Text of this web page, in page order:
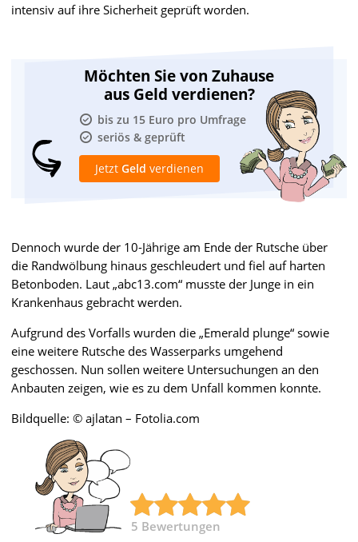
intensiv auf ihre Sicherheit geprüft worden.
Möchten Sie von Zuhause
aus Geld verdienen?
bis zu 15 Euro pro Umfrage
seriös & geprüft
Jetzt Geld verdienen
Dennoch wurde der 10-Jährige am Ende der Rutsche über
die Randwölbung hinaus geschleudert und fiel auf harten
Betonboden. Laut „abc13.com“ musste der Junge in ein
Krankenhaus gebracht werden.
Aufgrund des Vorfalls wurden die „Emerald plunge“ sowie
eine weitere Rutsche des Wasserparks umgehend
geschossen. Nun sollen weitere Untersuchungen an den
Anbauten zeigen, wie es zu dem Unfall kommen konnte.
Bildquelle: © ajlatan – Fotolia.com
5 Bewertungen